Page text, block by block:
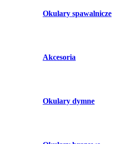
Okulary spawalnicze
Akcesoria
Okulary dymne